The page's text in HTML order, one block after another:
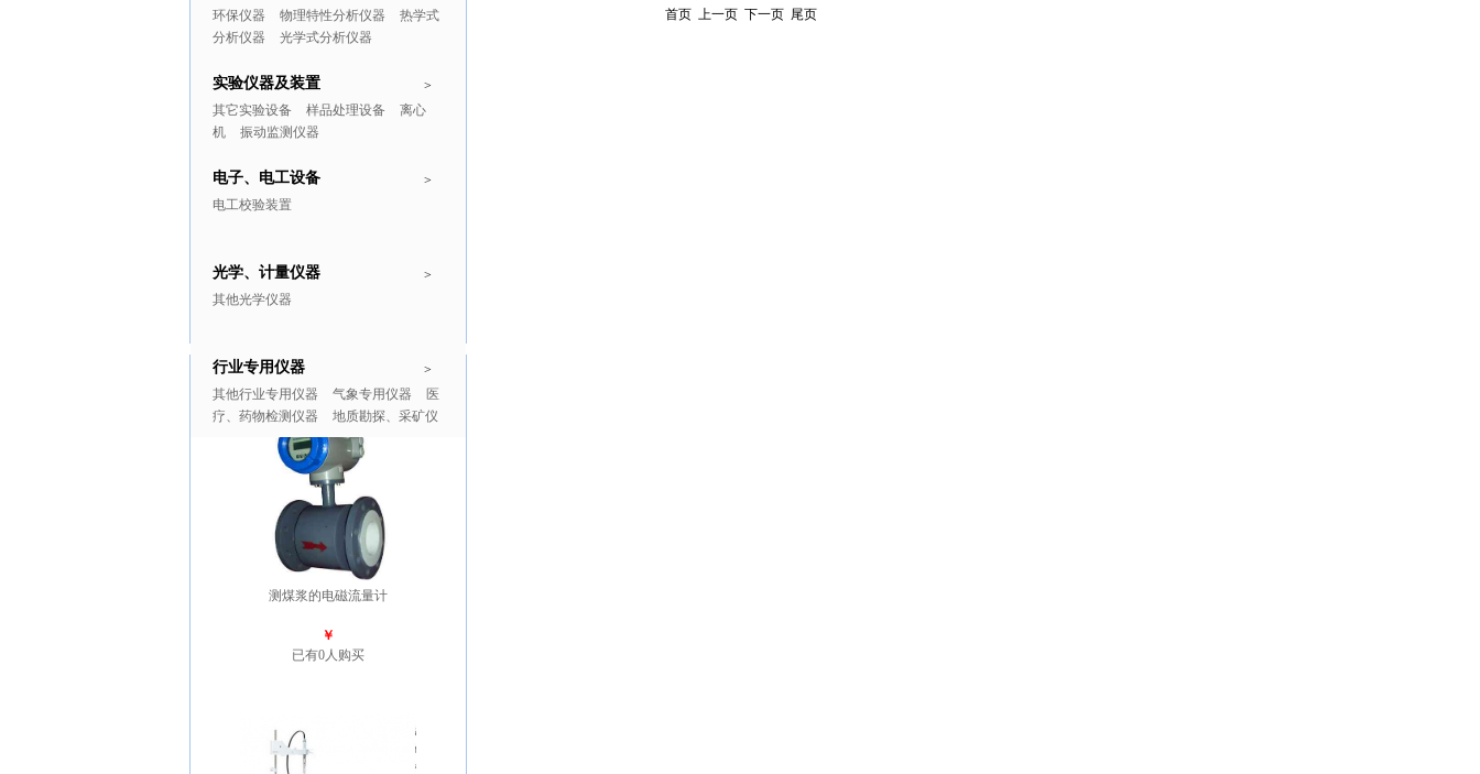
环保仪器 物理特性分析仪器
热学式
分析仪器
光学式分析仪器
>
实验仪器及装置
其它实验设备 样品处理设备
离心
机
振动监测仪器
>
电子、电工设备
电工校验装置
>
光学、计量仪器
其他光学仪器
>
行业专用仪器
其他行业专用仪器 气象专用仪器
医
疗、药物检测仪器
地质勘探、采矿仪
推广商品 更多>>
测煤浆的电磁流量计
￥
已有0人购买
首页 上一页 下一页 尾页